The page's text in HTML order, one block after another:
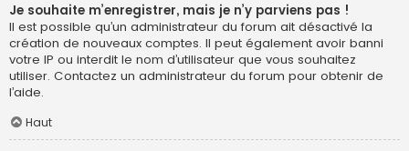
Je souhaite m’enregistrer, mais je n’y parviens pas !
Il est possible qu’un administrateur du forum ait désactivé la
création de nouveaux comptes. Il peut également avoir banni
votre IP ou interdit le nom d’utilisateur que vous souhaitez
utiliser. Contactez un administrateur du forum pour obtenir de
l’aide.
Haut